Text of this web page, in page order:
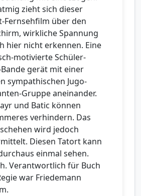
zieht sich dieser
Fernsehfilm über den
wirkliche Spannung
hier nicht erkennen. Eine
motivierte Schüler-
gerät mit einer
sympathischen Jugo-
Gruppe aneinander.
und Batic können
verhindern. Das
wird jedoch
Diesen Tatort kann
einmal sehen.
Verantwortlich für Buch
war Friedemann